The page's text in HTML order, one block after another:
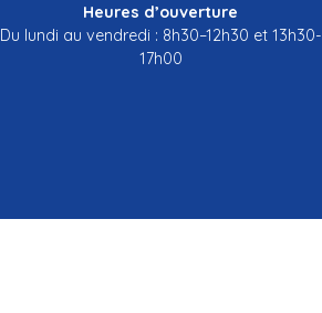
Heures d’ouverture
Du lundi au vendredi : 8h30–12h30 et 13h30-
17h00